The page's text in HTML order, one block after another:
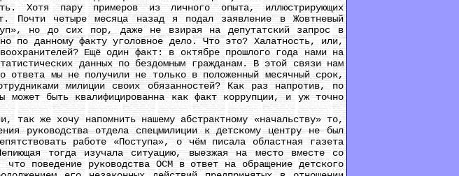
пару примеров из личного опыта, иллюстрирующих
Почти четыре месяца назад я подал заявление в Жовтневый
но до сих пор, даже не взирая на депутатский запрос в
по данному факту уголовное дело. Что это? Халатность, или,
Ещё один факт: в октябре прошлого года нами на
данных по бездомным гражданам. В этой связи нам
мы не получили не только в положенный месячный срок,
милиции своих обязанностей? Как раз напротив, по
может быть квалифицированна как факт коррупции, и уж точно
же хочу напомнить нашему абстрактному «начальству» то,
руководства отдела спецмилиции к детскому центру не был
работе «Поступа», о чём писала областная газета
тогда изучала ситуацию, выезжая на место вместе со
поведение руководства ОСМ в ответ на обращение детского